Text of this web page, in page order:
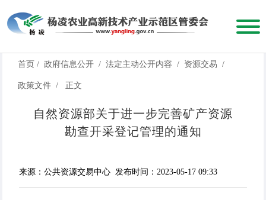
首页 / 政府信息公开 / 法定主动公开内容 / 资源交易 /
政策文件 / 正文
自然资源部关于进一步完善矿产资源
勘查开采登记管理的通知
来源：公共资源交易中心 发布时间：2023-05-17 09:33